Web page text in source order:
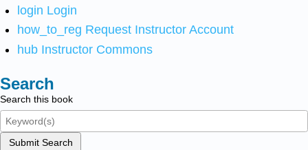
login Login
how_to_reg Request Instructor Account
hub Instructor Commons
Search
Search this book
Submit Search